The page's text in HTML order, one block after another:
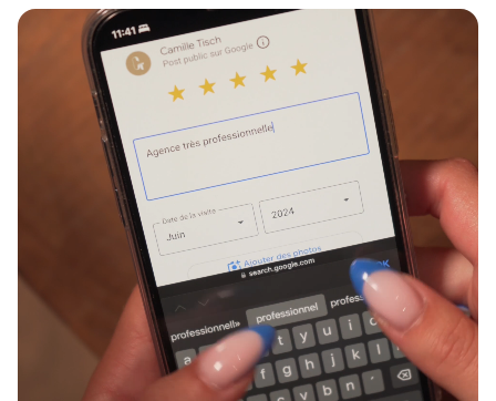
Dimensions : 140 mm x 140 mm
Épaisseur : 0,5 mm
Technologie : NFC (Near Field Communication)
intégrée
Durabilité : Fabriquée en PVC de haute qualité,
résistante à l’usure et aux manipulations
fréquentes